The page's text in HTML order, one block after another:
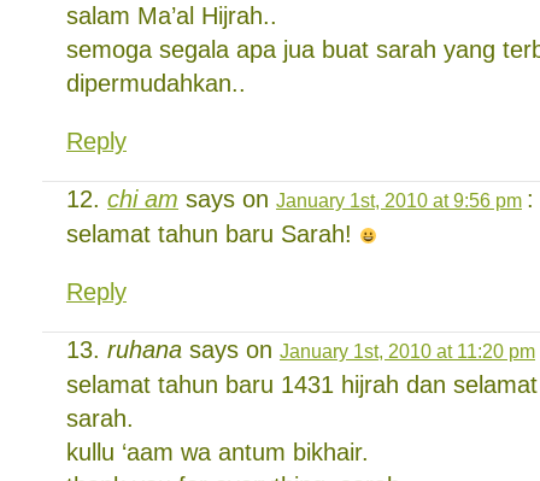
salam Ma’al Hijrah..
semoga segala apa jua buat sarah yang
dipermudahkan..
Reply
chi am says on January 1st, 2010 at 9:56 pm :
selamat tahun baru Sarah!
Reply
ruhana says on January 1st, 2010 at 11:20 pm
selamat tahun baru 1431 hijrah dan
sarah.
kullu ‘aam wa antum bikhair.